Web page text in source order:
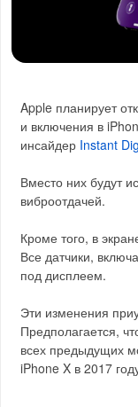
Apple планирует
и включения в
инсайдер Instant
Вместо них будут
виброотдачей.
Кроме того, в
Все датчики,
под дисплеем.
Эти изменения
Предполагается,
всех предыдущих
iPhone X в 2017